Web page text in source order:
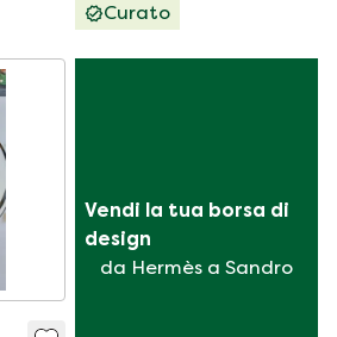
Curato
Vendi la tua borsa di
design
da Hermès a Sandro